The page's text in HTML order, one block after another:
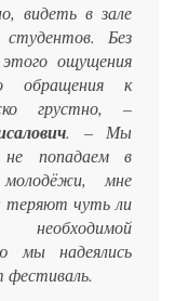
видеть в зале
студентов. Без
ощущения
обращения к
грустно, –
. – Мы
попадаем в
мне
теряют чуть ли
мы надеялись